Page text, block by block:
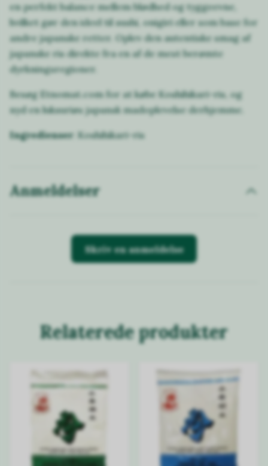
en perfekt balance mellem blødhed og tyggeevne,
hvilket gør den ideel til sushi, onigiri eller som base for
andre japanske retter. Oplev den autentiske smag af
japanske ris direkte fra en af de mest berømte
dyrkningsregioner.
Besøg Etnomat.com for at købe Koshihikari-ris, og
nyd en luksuriøs japansk madoplevelse derhjemme.
Ingredienser: Koshihikari-ris
Anmeldelser
Skriv en anmeldelse
Relaterede produkter